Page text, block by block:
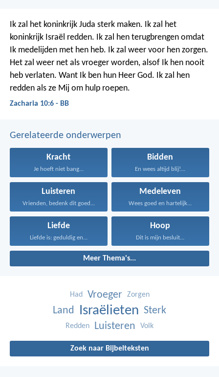
Ik zal het koninkrijk Juda sterk maken. Ik zal het
koninkrijk Israël redden. Ik zal hen terugbrengen omdat
Ik medelijden met hen heb. Ik zal weer voor hen zorgen.
Het zal weer net als vroeger worden, alsof Ik hen nooit
heb verlaten. Want Ik ben hun Heer God. Ik zal hen
redden als ze Mij om hulp roepen.
Zacharia 10:6 - BB
Gerelateerde onderwerpen
Kracht
Je hoeft niet bang...
Bidden
En wees altijd blij!...
Luisteren
Vrienden, bedenk dit goed...
Medeleven
Wees goed en hartelijk...
Liefde
Liefde is: geduldig en...
Hoop
Dit is mijn besluit...
Meer Thema's...
Had Vroeger Zorgen
Land Israëlieten Sterk
Redden Luisteren Volk
Zoek naar Bijbelteksten